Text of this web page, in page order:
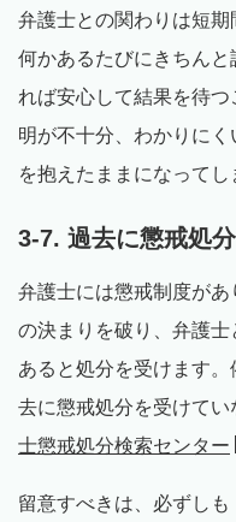
弁護士との関わりは短期
何かあるたびにきちん
れば安心して結果を待
明が不十分、わかりに
を抱えたままになってし
3-7. 過去に懲戒処
弁護士には懲戒制度が
の決まりを破り、弁護
あると処分を受けます
去に懲戒処分を受けてい
士懲戒処分検索センター
留意すべきは、必ずし